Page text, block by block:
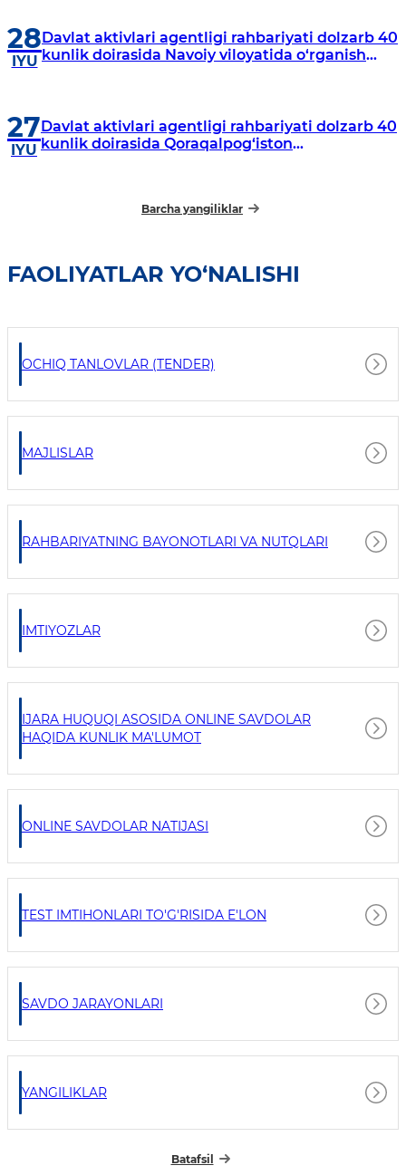
28
IYU
Davlat aktivlari agentligi rahbariyati dolzarb 40
kunlik doirasida Navoiy viloyatida o‘rganish
27
IYU
Davlat aktivlari agentligi rahbariyati dolzarb 40
kunlik doirasida Qoraqalpog‘iston
Barcha yangiliklar
FAOLIYATLAR YO‘NALISHI
OCHIQ TANLOVLAR (TENDER)
MAJLISLAR
RAHBARIYATNING BAYONOTLARI VA NUTQLARI
IMTIYOZLAR
IJARA HUQUQI ASOSIDA ONLINE SAVDOLAR
HAQIDA KUNLIK MA'LUMOT
ONLINE SAVDOLAR NATIJASI
TEST IMTIHONLARI TO'G'RISIDA E'LON
SAVDO JARAYONLARI
YANGILIKLAR
Batafsil